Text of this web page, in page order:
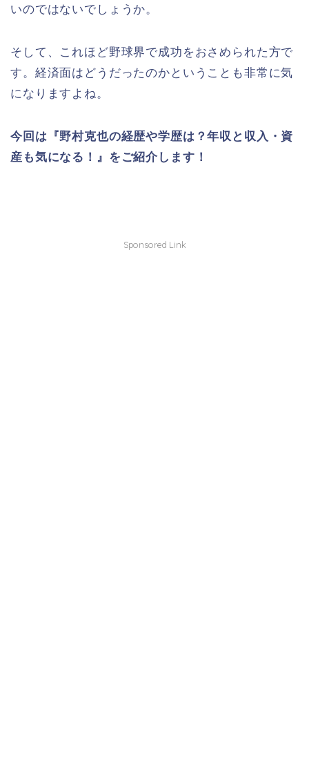
いのではないでしょうか。
そして、これほど野球界で成功をおさめられた方で
す。経済面はどうだったのかということも非常に気
になりますよね。
今回は『野村克也の経歴や学歴は？年収と収入・資
産も気になる！』をご紹介します！
Sponsored Link